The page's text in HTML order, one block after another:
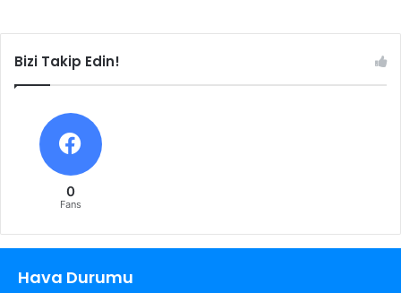
Bizi Takip Edin!
0
Fans
Hava Durumu